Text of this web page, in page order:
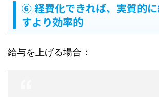
⑥ 経費化できれば、実質的
すより効率的
給与を上げる場合：